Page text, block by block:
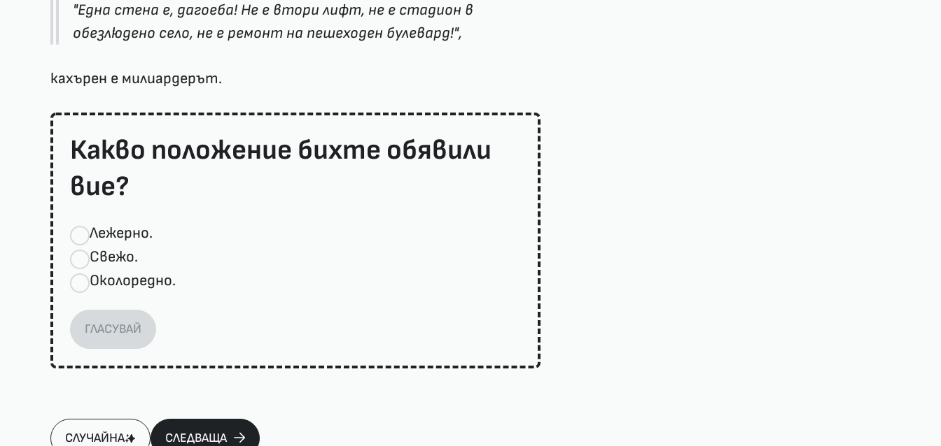
"Една стена е, дагоеба! Не е втори лифт, не е стадион в
обезлюдено село, не е ремонт на пешеходен булевард!",
кахърен е милиардерът.
Какво положение бихте обявили
вие?
Лежерно.
Свежо.
Околоредно.
ГЛАСУВАЙ
СЛУЧАЙНА СЛЕДВАЩА